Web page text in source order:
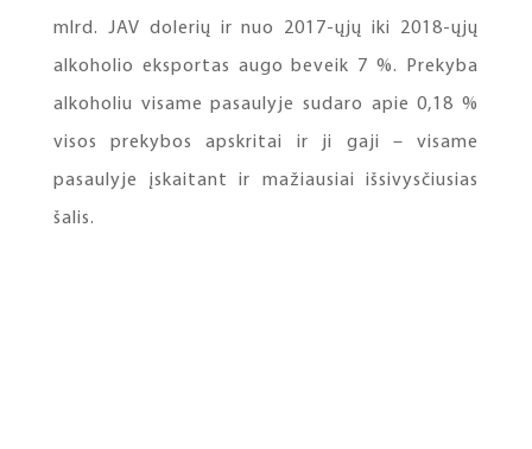
mlrd. JAV dolerių ir nuo 2017-ųjų iki 2018-ųjų
alkoholio eksportas augo beveik 7 %. Prekyba
alkoholiu visame pasaulyje sudaro apie 0,18 %
visos prekybos apskritai ir ji gaji – visame
pasaulyje įskaitant ir mažiausiai išsivysčiusias
šalis.